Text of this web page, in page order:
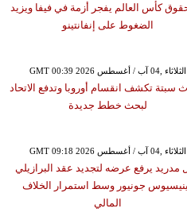
كأس العالم يفجر أزمة في فيفا ويزيد
الضغوط على إنفانتينو
GMT 00:39 2026 الثلاثاء ,04 آب / أغسطس
سبتة تكشف انقسام أوروبا وتدفع الاتحاد
لبحث خطط جديدة
GMT 09:18 2026 الثلاثاء ,04 آب / أغسطس
مدريد يرفع عرضه لتجديد عقد البرازيلي
جونيور وسط استمرار الخلاف
المالي